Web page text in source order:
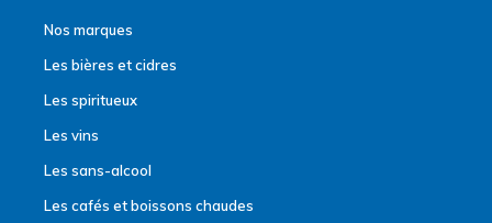
Nos marques
Les bières et cidres
Les spiritueux
Les vins
Les sans-alcool
Les cafés et boissons chaudes